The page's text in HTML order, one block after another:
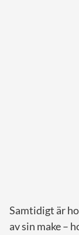
Samtidigt är
av sin make –